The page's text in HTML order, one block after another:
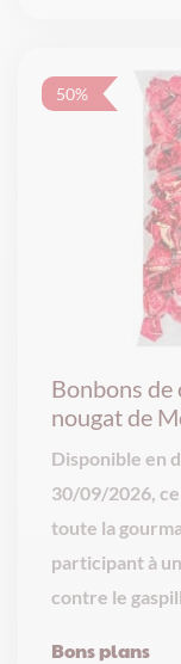
50%
Bonbons
nougat de
Disponible en
30/09/2026,
toute la
participant à
contre le
Bons plans